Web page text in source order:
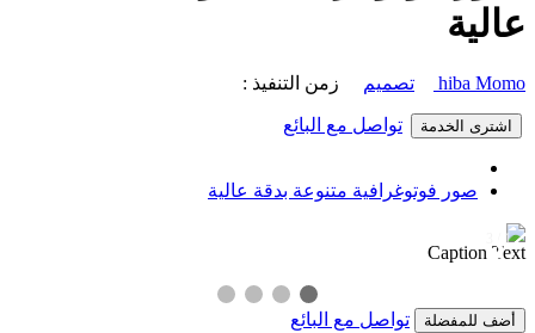
عالية
hiba Momo تصميم زمن التنفيذ :
اشترى الخدمة تواصل مع البائع
صور فوتوغرافية متنوعة بدقة عالية
1 / 3
Caption Text
❮
أضف للمفضلة تواصل مع البائع